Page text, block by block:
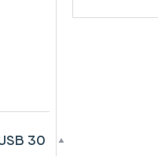
30